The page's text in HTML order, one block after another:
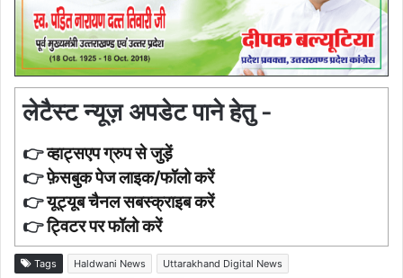
लेटैस्ट न्यूज़ अपडेट पाने हेतु -
👉व्हाट्सएप ग्रुप से जुड़ें
👉फ़ेसबुक पेज लाइक/फॉलो करें
👉यूट्यूब चैनल सबस्क्राइब करें
👉ट्विटर पर फॉलो करें
Tags Haldwani News
Uttarakhand Digital News